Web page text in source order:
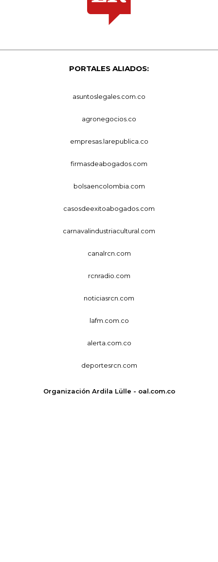
PORTALES ALIADOS:
asuntoslegales.com.co
agronegocios.co
empresas.larepublica.co
firmasdeabogados.com
bolsaencolombia.com
casosdeexitoabogados.com
carnavalindustriacultural.com
canalrcn.com
rcnradio.com
noticiasrcn.com
lafm.com.co
alerta.com.co
deportesrcn.com
Organización Ardila Lülle - oal.com.co